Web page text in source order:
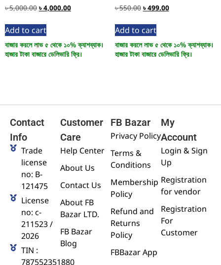
৳5,000.00 ৳4,000.00
Add to cart
বাজার করলে লাভ ৫ থেকে ১০% ক্যাশব্যাক।
হাজার টাকা বাজারে ডেলিভারি ফ্রি।
৳550.00 ৳499.00
Add to cart
বাজার করলে লাভ ৫ থেকে ১০% ক্যাশব্যাক।
হাজার টাকা বাজারে ডেলিভারি ফ্রি।
Contact
Info
Trade
license
no: B-
121475
License
no: c-
211523 /
2026
TIN :
787552351880
Customer
Care
Help Center
About Us
Contact Us
About FB
Bazar LTD.
FB Bazar
Blog
FB Bazar
Privacy Policy
Terms &
Conditions
Membership
Policy
Refund and
Returns
Policy
FBBazar App
My
Account
Login & Sign
Up
Registration
for vendor
Registration
For
Customer